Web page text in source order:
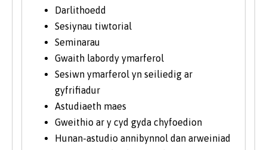
dulliau ymchwil, casglu a dadansoddi data,
a gwybodaeth fanwl am theorïau ecolegol
ac esblygiadol. Mae hyn yn ychwanegol at y
sgiliau i gyfathrebu gwybodaeth wyddonol
yn effeithiol i'r cyhoedd. Cewch fynediad at
amrywiaeth fawr iawn o offer dadansoddol,
fel y gallwch ddysgu sut mae dadansoddi
samplau amgylcheddol yn y maes ac yn y
labordy.
Rydym yn cynnal cyrsiau maes ym Mharc
Darlithoedd
Sesiynau tiwtorial
Seminarau
Gwaith labordy ymarferol
Sesiwn ymarferol yn seiliedig ar
gyfrifiadur
Astudiaeth maes
Gweithio ar y cyd gyda chyfoedion
Hunan-astudio annibynnol dan arweiniad